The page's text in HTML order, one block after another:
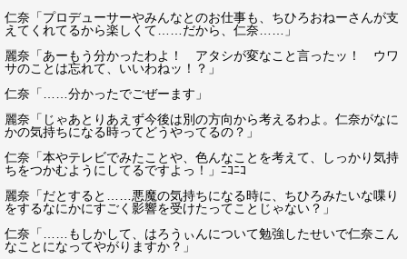
仁奈「プロデューサーやみんなとのお仕事も、ちひろおねーさんが支
えてくれてるから楽しくて……だから、仁奈……」
麗奈「あーもう分かったわよ！ アタシが変なこと言ったッ！ ウワ
サのことは忘れて、いいわねッ！？」
仁奈「……分かったでごぜーます」
麗奈「じゃあとりあえず今後は別の方向から考えるわよ。仁奈がなに
かの気持ちになる時ってどうやってるの？」
仁奈「本やテレビでみたことや、色んなことを考えて、しっかり気持
ちをつかむようにしてるですよっ！」ﾆｺﾆｺ
麗奈「だとすると……悪魔の気持ちになる時に、ちひろみたいな喋り
をするなにかにすごく影響を受けたってことじゃない？」
仁奈「……もしかして、はろうぃんについて勉強したせいで仁奈こん
なことになってやがりますか？」